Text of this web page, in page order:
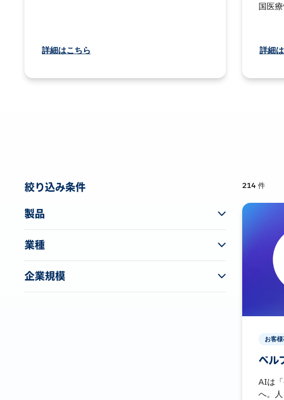
詳細はこちら
国医
詳細
絞り込み条件
製品
業種
企業規模
214 件
お客
ベル
AIは
へ。